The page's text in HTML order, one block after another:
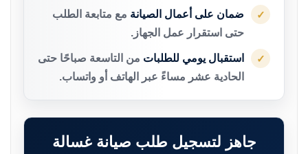
✓ ضمان على أعمال الصيانة مع متابعة الطلب
حتى استقرار عمل الجهاز.
✓ استقبال يومي للطلبات من التاسعة صباحًا حتى
الحادية عشر مساءً عبر الهاتف أو واتساب.
جاهز لتسجيل طلب صيانة غسالة